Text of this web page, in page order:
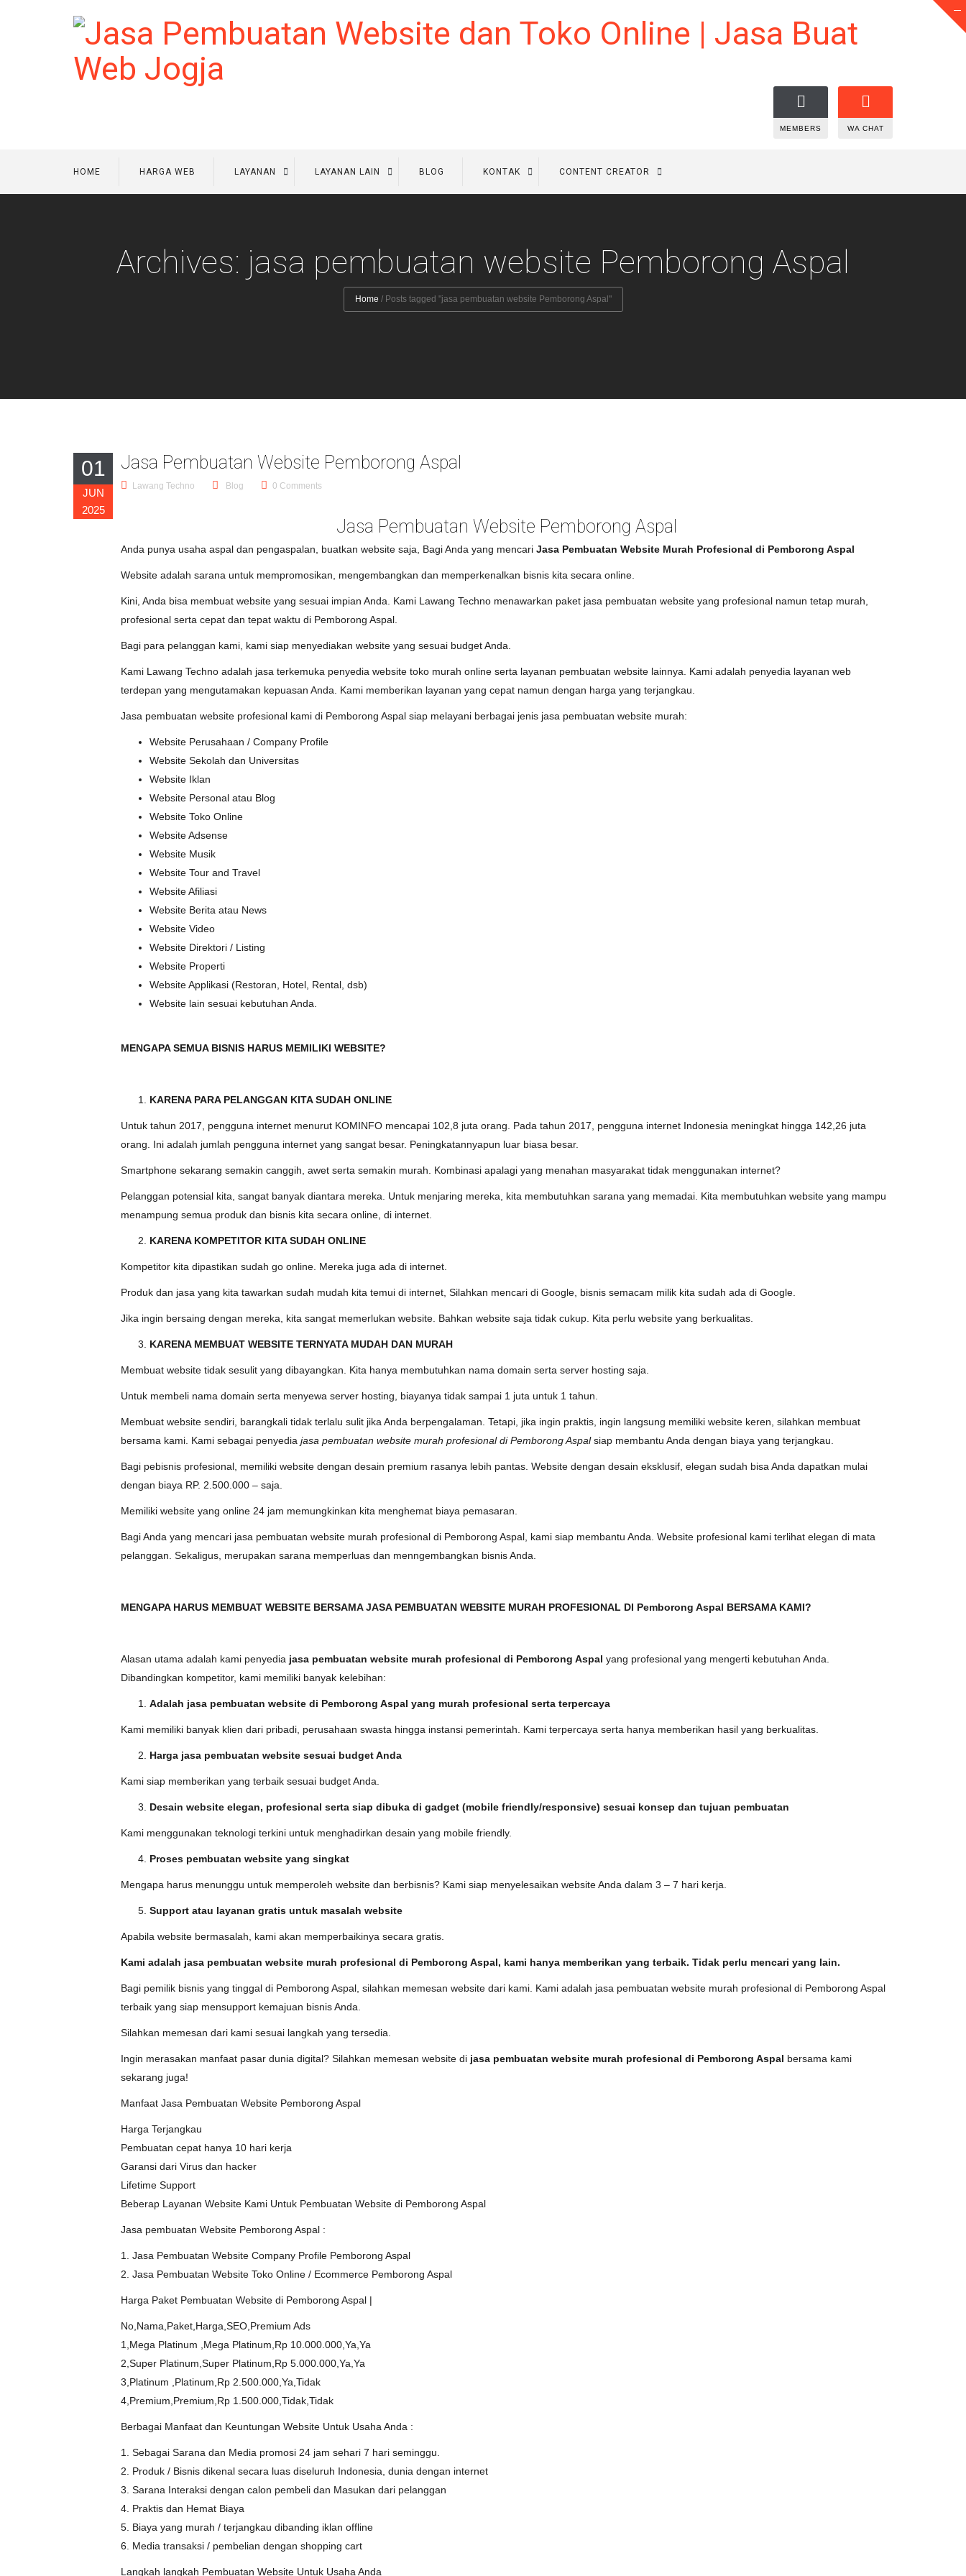
MEMBERS WA CHAT
HOME HARGA WEB LAYANAN LAYANAN LAIN BLOG KONTAK CONTENT CREATOR
Archives: jasa pembuatan website Pemborong Aspal
Home / Posts tagged "jasa pembuatan website Pemborong Aspal"
01
JUN
2025
Jasa Pembuatan Website Pemborong Aspal
Lawang Techno Blog 0 Comments
Jasa Pembuatan Website Pemborong Aspal
Anda punya usaha aspal dan pengaspalan, buatkan website saja, Bagi Anda yang mencari Jasa Pembuatan Website Murah Profesional di Pemborong Aspal
Website adalah sarana untuk mempromosikan, mengembangkan dan memperkenalkan bisnis kita secara online.
Kini, Anda bisa membuat website yang sesuai impian Anda. Kami Lawang Techno menawarkan paket jasa pembuatan website yang profesional namun tetap murah,
profesional serta cepat dan tepat waktu di Pemborong Aspal.
Bagi para pelanggan kami, kami siap menyediakan website yang sesuai budget Anda.
Kami Lawang Techno adalah jasa terkemuka penyedia website toko murah online serta layanan pembuatan website lainnya. Kami adalah penyedia layanan web
terdepan yang mengutamakan kepuasan Anda. Kami memberikan layanan yang cepat namun dengan harga yang terjangkau.
Jasa pembuatan website profesional kami di Pemborong Aspal siap melayani berbagai jenis jasa pembuatan website murah:
Website Perusahaan / Company Profile
Website Sekolah dan Universitas
Website Iklan
Website Personal atau Blog
Website Toko Online
Website Adsense
Website Musik
Website Tour and Travel
Website Afiliasi
Website Berita atau News
Website Video
Website Direktori / Listing
Website Properti
Website Applikasi (Restoran, Hotel, Rental, dsb)
Website lain sesuai kebutuhan Anda.
MENGAPA SEMUA BISNIS HARUS MEMILIKI WEBSITE?
KARENA PARA PELANGGAN KITA SUDAH ONLINE
Untuk tahun 2017, pengguna internet menurut KOMINFO mencapai 102,8 juta orang. Pada tahun 2017, pengguna internet Indonesia meningkat hingga 142,26 juta
orang. Ini adalah jumlah pengguna internet yang sangat besar. Peningkatannyapun luar biasa besar.
Smartphone sekarang semakin canggih, awet serta semakin murah. Kombinasi apalagi yang menahan masyarakat tidak menggunakan internet?
Pelanggan potensial kita, sangat banyak diantara mereka. Untuk menjaring mereka, kita membutuhkan sarana yang memadai. Kita membutuhkan website yang mampu
menampung semua produk dan bisnis kita secara online, di internet.
KARENA KOMPETITOR KITA SUDAH ONLINE
Kompetitor kita dipastikan sudah go online. Mereka juga ada di internet.
Produk dan jasa yang kita tawarkan sudah mudah kita temui di internet, Silahkan mencari di Google, bisnis semacam milik kita sudah ada di Google.
Jika ingin bersaing dengan mereka, kita sangat memerlukan website. Bahkan website saja tidak cukup. Kita perlu website yang berkualitas.
KARENA MEMBUAT WEBSITE TERNYATA MUDAH DAN MURAH
Membuat website tidak sesulit yang dibayangkan. Kita hanya membutuhkan nama domain serta server hosting saja.
Untuk membeli nama domain serta menyewa server hosting, biayanya tidak sampai 1 juta untuk 1 tahun.
Membuat website sendiri, barangkali tidak terlalu sulit jika Anda berpengalaman. Tetapi, jika ingin praktis, ingin langsung memiliki website keren, silahkan membuat
bersama kami. Kami sebagai penyedia jasa pembuatan website murah profesional di Pemborong Aspalsiap membantu Anda dengan biaya yang terjangkau.
Bagi pebisnis profesional, memiliki website dengan desain premium rasanya lebih pantas. Website dengan desain eksklusif, elegan sudah bisa Anda dapatkan mulai
dengan biaya RP. 2.500.000 – saja.
Memiliki website yang online 24 jam memungkinkan kita menghemat biaya pemasaran.
Bagi Anda yang mencari jasa pembuatan website murah profesional di Pemborong Aspal, kami siap membantu Anda. Website profesional kami terlihat elegan di mata
pelanggan. Sekaligus, merupakan sarana memperluas dan menngembangkan bisnis Anda.
MENGAPA HARUS MEMBUAT WEBSITE BERSAMA JASA PEMBUATAN WEBSITE MURAH PROFESIONAL DI Pemborong Aspal BERSAMA KAMI?
Alasan utama adalah kami penyedia jasa pembuatan website murah profesional di Pemborong Aspal yang profesional yang mengerti kebutuhan Anda.
Dibandingkan kompetitor, kami memiliki banyak kelebihan:
Adalah jasa pembuatan website di Pemborong Aspal yang murah profesional serta terpercaya
Kami memiliki banyak klien dari pribadi, perusahaan swasta hingga instansi pemerintah. Kami terpercaya serta hanya memberikan hasil yang berkualitas.
Harga jasa pembuatan website sesuai budget Anda
Kami siap memberikan yang terbaik sesuai budget Anda.
Desain website elegan, profesional serta siap dibuka di gadget (mobile friendly/responsive) sesuai konsep dan tujuan pembuatan
Kami menggunakan teknologi terkini untuk menghadirkan desain yang mobile friendly.
Proses pembuatan website yang singkat
Mengapa harus menunggu untuk memperoleh website dan berbisnis? Kami siap menyelesaikan website Anda dalam 3 – 7 hari kerja.
Support atau layanan gratis untuk masalah website
Apabila website bermasalah, kami akan memperbaikinya secara gratis.
Kami adalah jasa pembuatan website murah profesional di Pemborong Aspal, kami hanya memberikan yang terbaik. Tidak perlu mencari yang lain.
Bagi pemilik bisnis yang tinggal di Pemborong Aspal, silahkan memesan website dari kami. Kami adalah jasa pembuatan website murah profesional di Pemborong Aspal
terbaik yang siap mensupport kemajuan bisnis Anda.
Silahkan memesan dari kami sesuai langkah yang tersedia.
Ingin merasakan manfaat pasar dunia digital? Silahkan memesan website di jasa pembuatan website murah profesional di Pemborong Aspal bersama kami
sekarang juga!
Manfaat Jasa Pembuatan Website Pemborong Aspal
Harga Terjangkau
Pembuatan cepat hanya 10 hari kerja
Garansi dari Virus dan hacker
Lifetime Support
Beberap Layanan Website Kami Untuk Pembuatan Website di Pemborong Aspal
Jasa pembuatan Website Pemborong Aspal :
1. Jasa Pembuatan Website Company Profile Pemborong Aspal
2. Jasa Pembuatan Website Toko Online / Ecommerce Pemborong Aspal
Harga Paket Pembuatan Website di Pemborong Aspal |
No,Nama,Paket,Harga,SEO,Premium Ads
1,Mega Platinum ,Mega Platinum,Rp 10.000.000,Ya,Ya
2,Super Platinum,Super Platinum,Rp 5.000.000,Ya,Ya
3,Platinum ,Platinum,Rp 2.500.000,Ya,Tidak
4,Premium,Premium,Rp 1.500.000,Tidak,Tidak
Berbagai Manfaat dan Keuntungan Website Untuk Usaha Anda :
1. Sebagai Sarana dan Media promosi 24 jam sehari 7 hari seminggu.
2. Produk / Bisnis dikenal secara luas diseluruh Indonesia, dunia dengan internet
3. Sarana Interaksi dengan calon pembeli dan Masukan dari pelanggan
4. Praktis dan Hemat Biaya
5. Biaya yang murah / terjangkau dibanding iklan offline
6. Media transaksi / pembelian dengan shopping cart
Langkah langkah Pembuatan Website Untuk Usaha Anda